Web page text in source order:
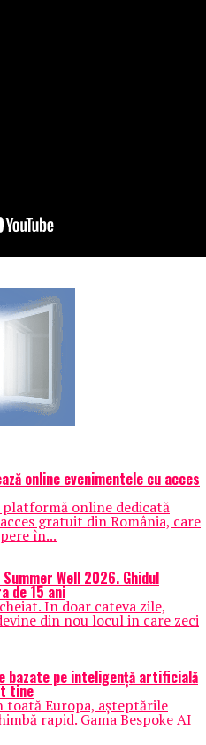
online evenimentele cu acces
online dedicată
gratuit din România, care
în...
Well 2026. Ghidul
de 15 ani
In doar cateva zile,
din nou locul in care zeci
bazate pe inteligență artificială
tine
toată Europa, așteptările
rapid. Gama Bespoke AI